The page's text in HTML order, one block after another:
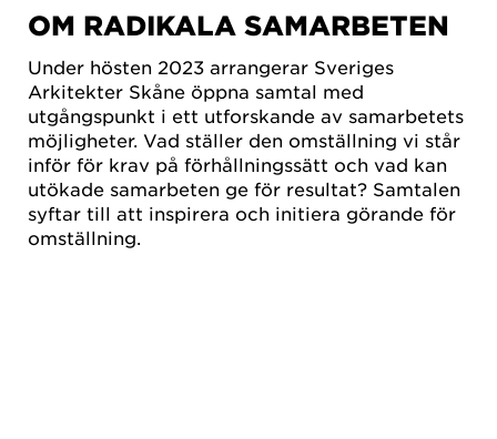
OM RADIKALA SAMARBETEN
Under hösten 2023 arrangerar Sveriges
Arkitekter Skåne öppna samtal med
utgångspunkt i ett utforskande av samarbetets
möjligheter. Vad ställer den omställning vi står
inför för krav på förhållningssätt och vad kan
utökade samarbeten ge för resultat? Samtalen
syftar till att inspirera och initiera görande för
omställning.